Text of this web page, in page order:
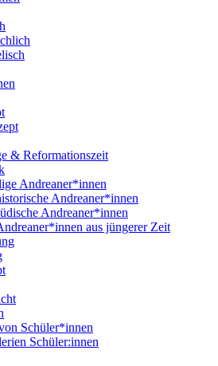
& Reformationszeit
Andreaner*innen
Andreaner*innen
Andreaner*innen
aus jüngerer Zeit
Schüler*innen
Schüler:innen